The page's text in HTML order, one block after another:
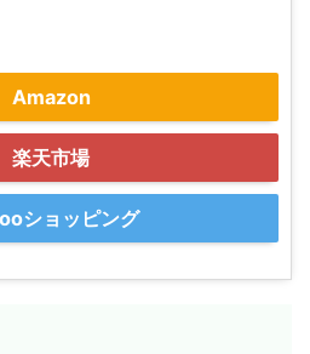
Amazon
楽天市場
ショッピング